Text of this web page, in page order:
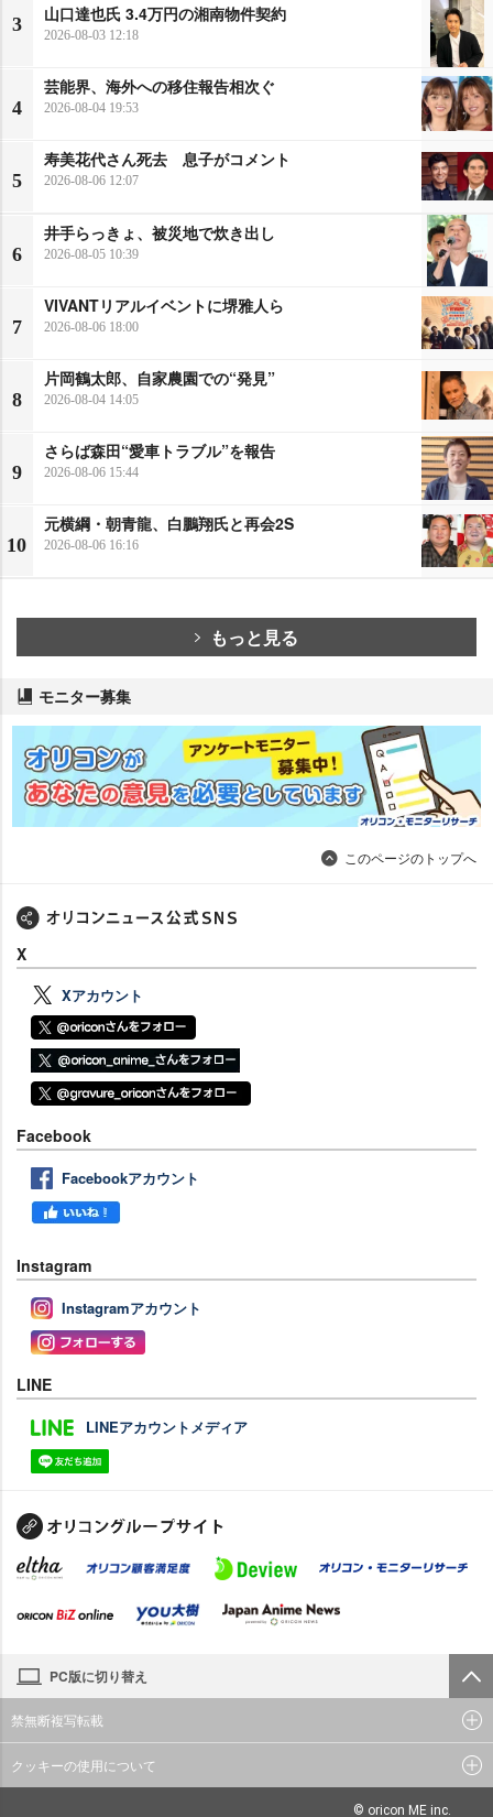
3
山口達也氏 3.4万円の湘南物件契約
2026-08-03 12:18
4
芸能界、海外への移住報告相次ぐ
2026-08-04 19:53
5
寿美花代さん死去 息子がコメント
2026-08-06 12:07
6
井手らっきょ、被災地で炊き出し
2026-08-05 10:39
7
VIVANTリアルイベントに堺雅人ら
2026-08-06 18:00
8
片岡鶴太郎、自家農園での“発見”
2026-08-04 14:05
9
さらば森田“愛車トラブル”を報告
2026-08-06 15:44
10
元横綱・朝青龍、白鵬翔氏と再会2S
2026-08-06 16:16
もっと見る
モニター募集
このページのトップへ
X
Xアカウント
Facebook
Facebookアカウント
Instagram
Instagramアカウント
LINE
LINEアカウントメディア
PC版に切り替え
禁無断複写転載
クッキーの使用について
© oricon ME inc.